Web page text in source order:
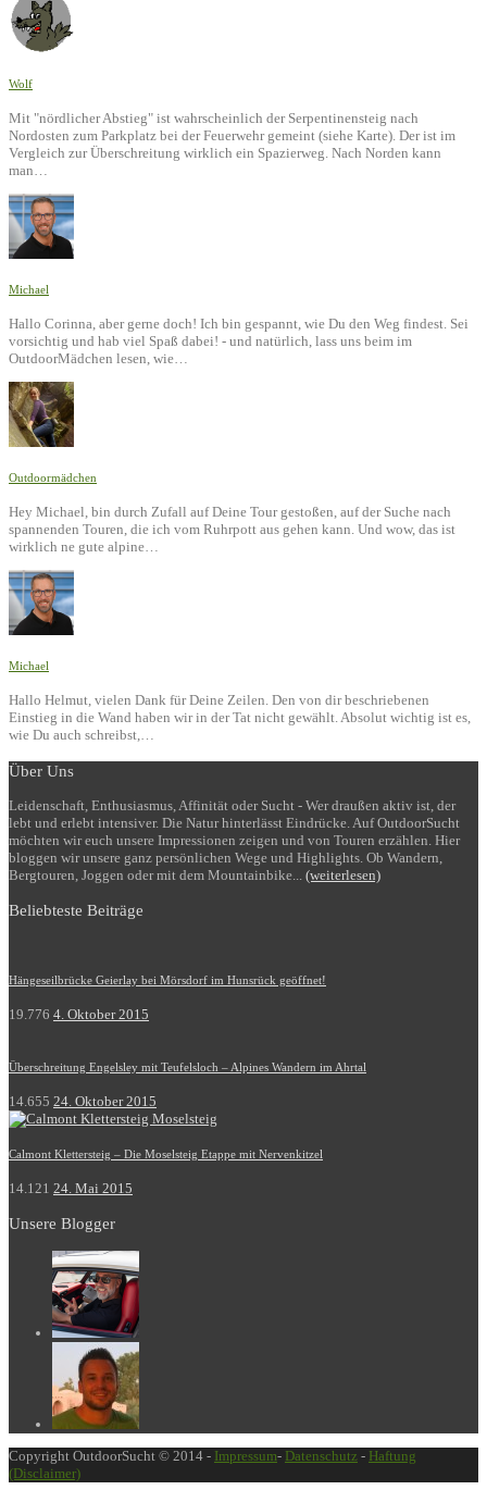
Wolf
Mit "nördlicher Abstieg" ist wahrscheinlich der Serpentinensteig nach
Nordosten zum Parkplatz bei der Feuerwehr gemeint (siehe Karte). Der ist im
Vergleich zur Überschreitung wirklich ein Spazierweg. Nach Norden kann
man…
Michael
Hallo Corinna, aber gerne doch! Ich bin gespannt, wie Du den Weg findest. Sei
vorsichtig und hab viel Spaß dabei! - und natürlich, lass uns beim im
OutdoorMädchen lesen, wie…
Outdoormädchen
Hey Michael, bin durch Zufall auf Deine Tour gestoßen, auf der Suche nach
spannenden Touren, die ich vom Ruhrpott aus gehen kann. Und wow, das ist
wirklich ne gute alpine…
Michael
Hallo Helmut, vielen Dank für Deine Zeilen. Den von dir beschriebenen
Einstieg in die Wand haben wir in der Tat nicht gewählt. Absolut wichtig ist es,
wie Du auch schreibst,…
Über Uns
Leidenschaft, Enthusiasmus, Affinität oder Sucht - Wer draußen aktiv ist, der
lebt und erlebt intensiver. Die Natur hinterlässt Eindrücke. Auf OutdoorSucht
möchten wir euch unsere Impressionen zeigen und von Touren erzählen. Hier
bloggen wir unsere ganz persönlichen Wege und Highlights. Ob Wandern,
Bergtouren, Joggen oder mit dem Mountainbike... (weiterlesen)
Beliebteste Beiträge
Hängeseilbrücke Geierlay bei Mörsdorf im Hunsrück geöffnet!
19.776 4. Oktober 2015
Überschreitung Engelsley mit Teufelsloch – Alpines Wandern im Ahrtal
14.655 24. Oktober 2015
Calmont Klettersteig – Die Moselsteig Etappe mit Nervenkitzel
14.121 24. Mai 2015
Unsere Blogger
Copyright OutdoorSucht © 2014 - Impressum- Datenschutz - Haftung
(Disclaimer)